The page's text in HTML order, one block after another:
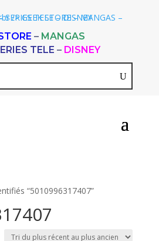
– MANGAS
TELE – DISNEY
“5010996317407”